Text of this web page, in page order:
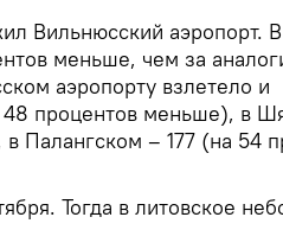
Вильнюсский аэропорт.
меньше, чем за
аэропорту взлетело и
процентов меньше), в
Палангском – 177 (на 54
Тогда в литовское